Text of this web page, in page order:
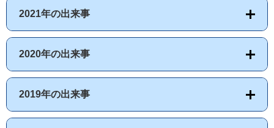
2021年の出来事
2020年の出来事
2019年の出来事